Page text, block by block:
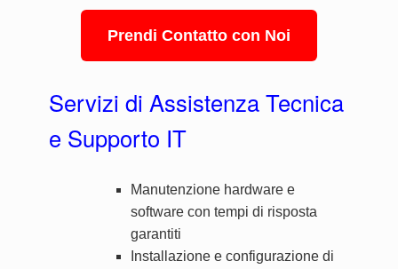
Prendi Contatto con Noi
Servizi di Assistenza Tecnica
e Supporto IT
Manutenzione hardware e
software con tempi di risposta
garantiti
Installazione e configurazione di